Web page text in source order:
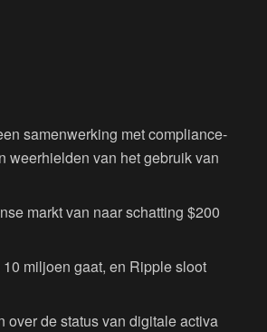
samenwerking met compliance-
weerhielden van het gebruik van
markt van naar schatting $200
miljoen gaat, en Ripple sloot
de status van digitale activa